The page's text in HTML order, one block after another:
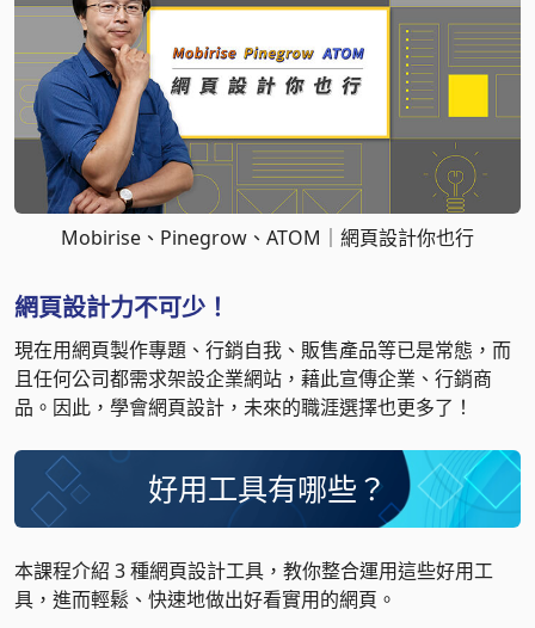
Mobirise、Pinegrow、ATOM｜網頁設計你也行
網頁設計力不可少！
現在用網頁製作專題、行銷自我、販售產品等已是常態，而
且任何公司都需求架設企業網站，藉此宣傳企業、行銷商
品。因此，學會網頁設計，未來的職涯選擇也更多了！
好用工具有哪些？
本課程介紹 3 種網頁設計工具，教你整合運用這些好用工
具，進而輕鬆、快速地做出好看實用的網頁。